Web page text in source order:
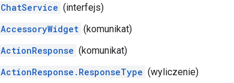
ChatService (interfejs)
AccessoryWidget (komunikat)
ActionResponse (komunikat)
ActionResponse.ResponseType (wyliczenie)